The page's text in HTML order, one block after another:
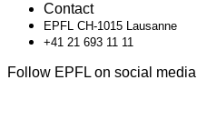
Contact
EPFL CH-1015 Lausanne
+41 21 693 11 11
Follow EPFL on social media